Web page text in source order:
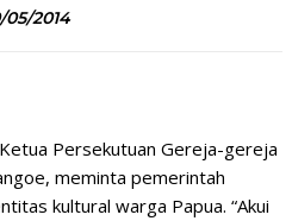
05/2014
Ketua Persekutuan Gereja-gereja
meminta pemerintah
kultural warga Papua. “Akui